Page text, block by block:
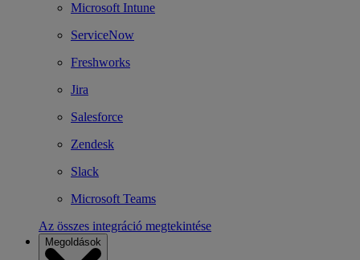
Microsoft Intune
ServiceNow
Freshworks
Jira
Salesforce
Zendesk
Slack
Microsoft Teams
Az összes integráció megtekintése
Megoldások